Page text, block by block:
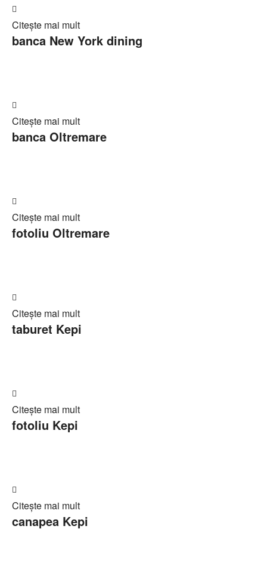
în
Cerere
Citește mai mult
banca New York dining
în
Cerere
Citește mai mult
banca Oltremare
în
Cerere
Citește mai mult
fotoliu Oltremare
în
Cerere
Citește mai mult
taburet Kepi
în
Cerere
Citește mai mult
fotoliu Kepi
în
Cerere
Citește mai mult
canapea Kepi